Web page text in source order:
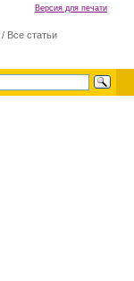
Версия для печати
/ Все статьи